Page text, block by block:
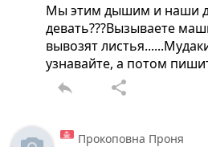
Мы этим дышим и наши
девать???Вызываете
вывозят
узнавайте, а потом
reply share
Прокоповна Проня